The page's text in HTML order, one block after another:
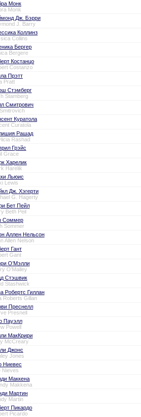
Монк
Monk
Дж. Бэрри
J. Barry
Коллинз
Collins
Бергер
Bergere
Костанцо
Costanzo
Прэтт
Pratt
Стэмберг
Stamberg
Смитрович
Куратола
Curatola
Рашад
Rashad
Грэйс
Grace
Харелик
Harelik
Льюис
Lewis
Дж. Хэгерти
G. Hagerty
Бет Пейл
Beth Peil
Соммер
Sommer
Аллен Нельсон
Allen Nelson
Гант
Gant
О’Мэлли
O'Malley
Стэшвик
Stashwick
Робертс Гиллан
Roberts Gillan
Преснелл
Presnell
Пауэлл
Powell
МакКрири
McCreary
Джонс
Jones
Ниевес
Nieves
Маккена
Makkena
Мартин
Martin
Пикардо
Picardo